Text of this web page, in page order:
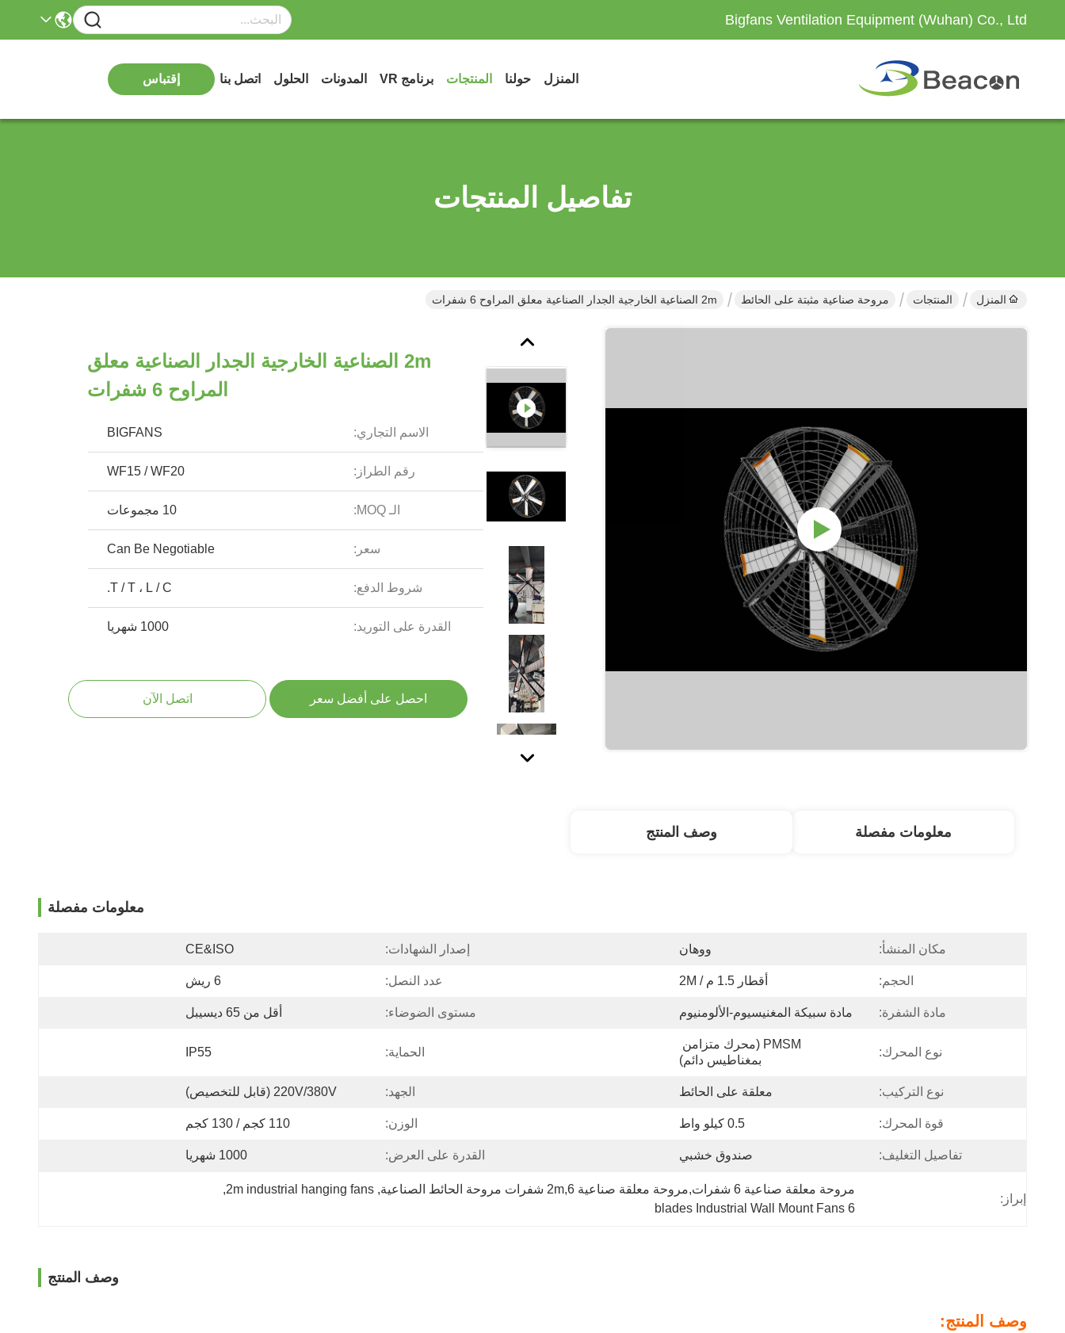
Bigfans Ventilation Equipment (Wuhan) Co., Ltd
المنزل حولنا المنتجات برنامج VR المدونات الحلول اتصل بنا إقتباس
تفاصيل المنتجات
المنزل المنتجات مروحة صناعية مثبتة على الحائط 2m الصناعية الخارجية الجدار الصناعية معلق المراوح 6 شفرات
2m الصناعية الخارجية الجدار الصناعية معلق
المراوح 6 شفرات
الاسم التجاري: BIGFANS
رقم الطراز: WF15 / WF20
الـ MOQ: 10 مجموعات
سعر: Can Be Negotiable
شروط الدفع: T / T ، L / C.
القدرة على التوريد: 1000 شهريا
احصل على أفضل سعر اتصل الآن
معلومات مفصلة وصف المنتج
معلومات مفصلة
مكان المنشأ: ووهان إصدار الشهادات: CE&ISO
الحجم: أقطار 1.5 م / 2M عدد النصل: 6 ريش
مادة الشفرة: مادة سبيكة المغنيسيوم-الألومنيوم مستوى الضوضاء: أقل من 65 ديسيبل
نوع المحرك:
بمغناطيس دائم)
الحماية: IP55
نوع التركيب: معلقة على الحائط الجهد: 220V/380V (قابل للتخصيص)
قوة المحرك: 0.5 كيلو واط الوزن: 110 كجم / 130 كجم
تفاصيل التغليف: صندوق خشبي القدرة على العرض: 1000 شهريا
إبراز:
مروحة معلقة صناعية 6 شفرات,مروحة معلقة صناعية 2m,6 شفرات مروحة الحائط الصناعية ,
2m industrial hanging fans
,
6 blades Industrial Wall Mount Fans
وصف المنتج
وصف المنتج: